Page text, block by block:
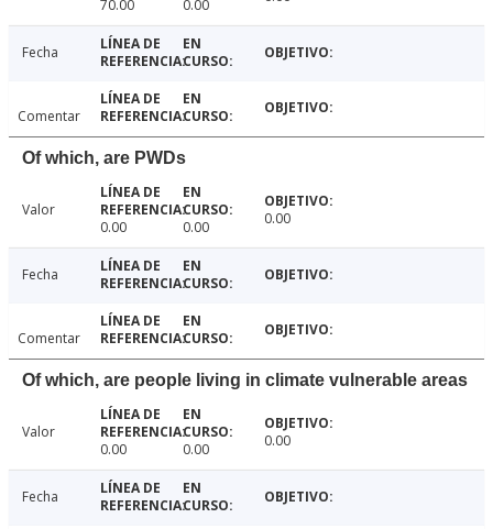
70.00
0.00
Fecha
Comentar
Of which, are PWDs
Valor
0.00
0.00 0.00
Fecha
Comentar
Of which, are people living in climate vulnerable areas
Valor
0.00
0.00 0.00
Fecha